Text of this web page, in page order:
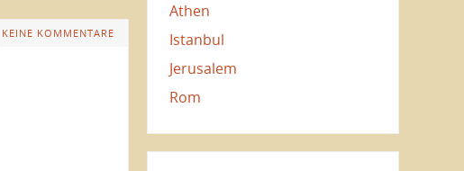
KEINE KOMMENTARE
Athen
Istanbul
Jerusalem
Rom